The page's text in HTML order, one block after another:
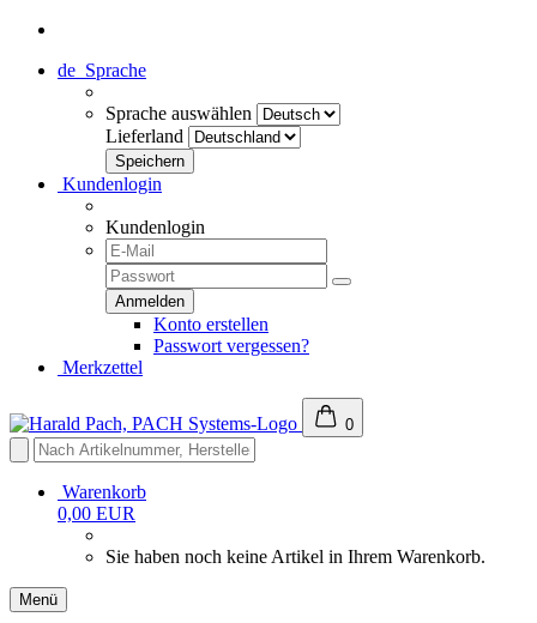
de Sprache
Sprache auswählen
Lieferland
Kundenlogin
Kundenlogin
Konto erstellen
Passwort vergessen?
Merkzettel
0
Warenkorb
0,00 EUR
Sie haben noch keine Artikel in Ihrem Warenkorb.
Menü